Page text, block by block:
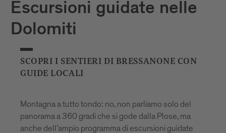
Escursioni guidate nelle
Dolomiti
SCOPRI I SENTIERI DI BRESSANONE CON
GUIDE LOCALI
Montagna a tutto tondo: no, non parliamo solo del
panorama a 360 gradi che si gode dalla Plose, ma
anche dell’ampio programma di escursioni guidate